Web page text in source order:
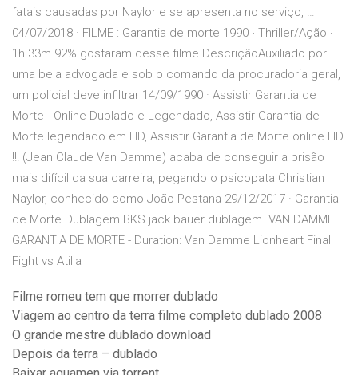
fatais causadas por Naylor e se apresenta no serviço, …
04/07/2018 · FILME : Garantia de morte 1990 ‧ Thriller/Ação ‧
1h 33m 92% gostaram desse filme DescriçãoAuxiliado por
uma bela advogada e sob o comando da procuradoria geral,
um policial deve infiltrar 14/09/1990 · Assistir Garantia de
Morte - Online Dublado e Legendado, Assistir Garantia de
Morte legendado em HD, Assistir Garantia de Morte online HD
!!! (Jean Claude Van Damme) acaba de conseguir a prisão
mais difícil da sua carreira, pegando o psicopata Christian
Naylor, conhecido como João Pestana 29/12/2017 · Garantia
de Morte Dublagem BKS jack bauer dublagem. VAN DAMME
GARANTIA DE MORTE - Duration: Van Damme Lionheart Final
Fight vs Atilla
Filme romeu tem que morrer dublado
Viagem ao centro da terra filme completo dublado 2008
O grande mestre dublado download
Depois da terra – dublado